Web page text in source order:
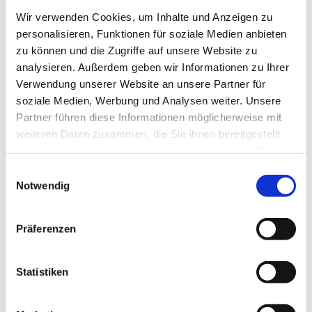
Wir verwenden Cookies, um Inhalte und Anzeigen zu
personalisieren, Funktionen für soziale Medien anbieten
zu können und die Zugriffe auf unsere Website zu
analysieren. Außerdem geben wir Informationen zu Ihrer
Verwendung unserer Website an unsere Partner für
soziale Medien, Werbung und Analysen weiter. Unsere
Partner führen diese Informationen möglicherweise mit
weiteren Daten zusammen, die Sie ihnen bereitgestellt
Notwendig
Präferenzen
Statistiken
Wir kombinieren unsere Erfahrung im
Reinigungssektor mit dem Einsatz modernster
Techniken. Unsere Tätigkeiten sind so gestaltet,
dass wir die volle Kundenzufriedenheit durch
einen Qualitätsservice zu wettbewerbsfähigen
Kosten gewährleisten können. Zur Reinigung der